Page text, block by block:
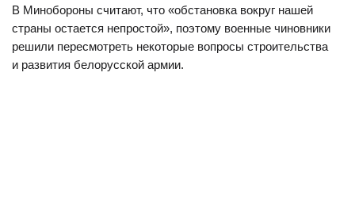
В Минобороны считают, что «обстановка вокруг нашей
страны остается непростой», поэтому военные чиновники
решили пересмотреть некоторые вопросы строительства
и развития белорусской армии.